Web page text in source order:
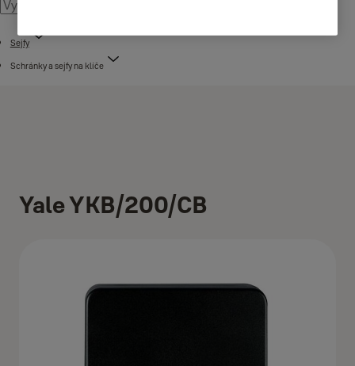
Sejfy
Schránky a sejfy na klíče
Yale YKB/200/CB